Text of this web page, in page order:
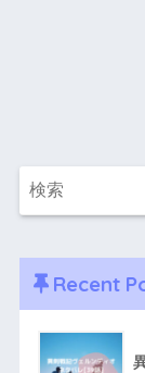
Recent